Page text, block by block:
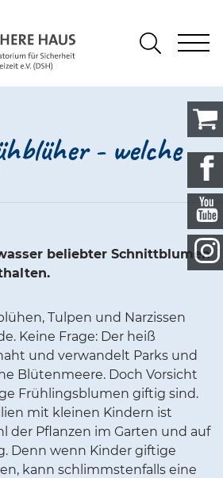
und
Suchen
- welche
beliebter Schnittblumen
Tulpen und Narzissen
Keine Frage: Der heiß
und verwandelt Parks und
Blütenmeere. Doch Vorsicht
Frühlingsblumen giftig sind.
mit kleinen Kindern ist
der Pflanzen im Garten und auf
Denn wenn Kinder giftige
kann schlimmstenfalls eine